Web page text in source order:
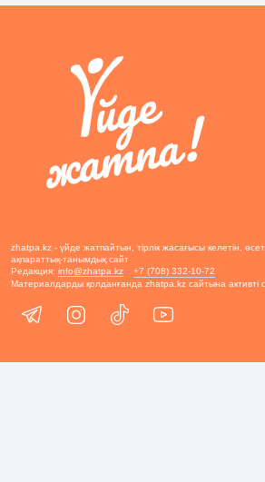
zhatpa.kz - үйде жатпайтын, тірлік жасағысы келетін,
ақпараттық-танымдық сайт
Редакция: info@zhatpa.kz
+7 (708) 332-10-72
Материалдарды қолданғанда zhatpa.kz сайтына активті